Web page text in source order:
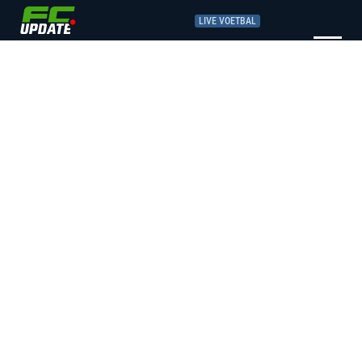
LIVE VOETBAL